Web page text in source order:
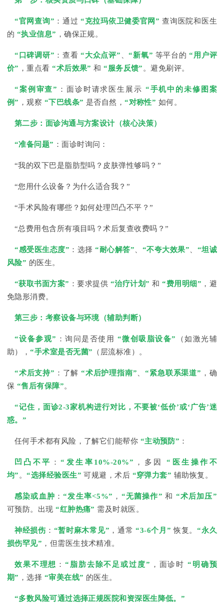
“官网查询” ：通过“克拉玛依卫健委官网” 查询医院和医生
的 “执业信息” ，确保正规。
“口碑调研” ：查看“大众点评” 、“新氧” 等平台的“用户评
价” ，重点看“术后效果” 和“服务反馈”。避免刷评。
“案例审查” ：面诊时请求医生展示 “手机中的未修图案
例” ，观察 “下巴线条” 是否自然，“对称性” 如何。
第二步：面诊沟通与方案设计（核心决策）
“准备问题” ：面诊时询问：
“我的双下巴是脂肪型吗？皮肤弹性够吗？”
“您用什么设备？为什么适合我？”
“手术风险有哪些？如何处理凹凸不平？”
“总费用包含所有项目吗？术后复查收费吗？”
“感受医生态度” ：选择“耐心解答”、 “不夸大效果”、 “坦诚
风险” 的医生。
“获取书面方案” ：要求提供 “治疗计划” 和“费用明细” ，避
免隐形消费。
第三步：考察设备与环境（辅助判断）
“设备参观” ：询问是否使用 “微创吸脂设备” （如激光辅
助），“手术室是否无菌” （层流标准）。
“术后支持” ：了解“术后护理指南”、“紧急联系渠道” ，确
保 “售后有保障”。
“记住，面诊2-3家机构进行对比，不要被‘低价’或‘广告’迷
惑。”
任何手术都有风险，了解它们能帮你 “主动预防” ：
凹凸不平 ：“发生率10%-20%” ，多因“医生操作不
均”。“选择经验医生” 可规避，术后 “穿弹力套” 辅助恢复。
感染或血肿 ：“发生率<5%” ， “无菌操作” 和 “术后加压”
可预防。出现“红肿热痛” 需及时就医。
神经损伤： “暂时麻木常见” ，通常“3-6个月” 恢复。“永久
损伤罕见” ，但需医生技术精准。
效果不理想 ：“脂肪去除不足或过度” ，面诊时 “明确预
期” ，选择 “审美在线” 的医生。
“多数风险可通过选择正规医院和资深医生降低。”